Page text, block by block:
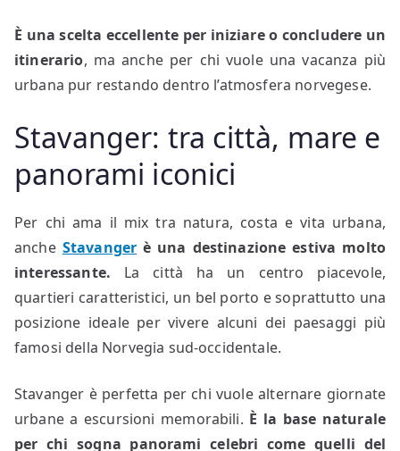
È una scelta eccellente per iniziare o concludere un
itinerario, ma anche per chi vuole una vacanza più
urbana pur restando dentro l’atmosfera norvegese.
Stavanger: tra città, mare e
panorami iconici
Per chi ama il mix tra natura, costa e vita urbana,
anche Stavanger è una destinazione estiva molto
interessante. La città ha un centro piacevole,
quartieri caratteristici, un bel porto e soprattutto una
posizione ideale per vivere alcuni dei paesaggi più
famosi della Norvegia sud-occidentale.
Stavanger è perfetta per chi vuole alternare giornate
urbane a escursioni memorabili. È la base naturale
per chi sogna panorami celebri come quelli del